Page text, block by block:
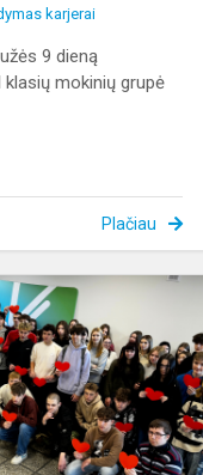
karjerai
9 dieną
mokinių grupė
Plačiau